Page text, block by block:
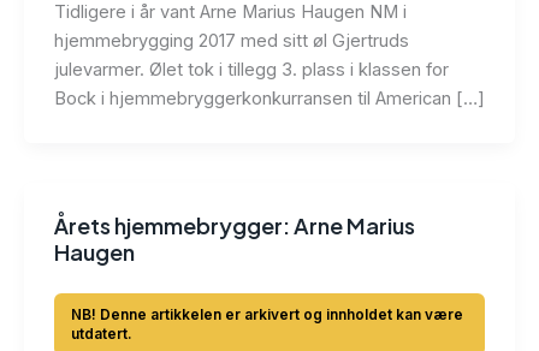
Tidligere i år vant Arne Marius Haugen NM i
hjemmebrygging 2017 med sitt øl Gjertruds
julevarmer. Ølet tok i tillegg 3. plass i klassen for
Bock i hjemmebryggerkonkurransen til American […]
Årets hjemmebrygger: Arne Marius
Haugen